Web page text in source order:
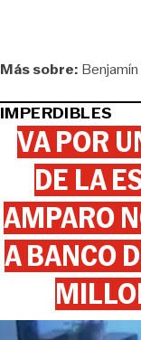
Más sobre:
IMPERDIBLES
VA POR
DE LA
AMPARO
A BANCO